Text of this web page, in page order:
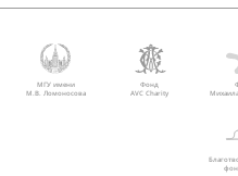
МГУ имени
М.В. Ломоносова
Фонд
AVC Charity